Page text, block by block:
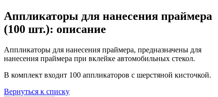
Аппликаторы для нанесения праймера
(100 шт.): описание
Аппликаторы для нанесения праймера, предназначены для
нанесения праймера при вклейке автомобильных стекол.
В комплект входит 100 аппликаторов с шерстяной кисточкой.
Вернуться к списку